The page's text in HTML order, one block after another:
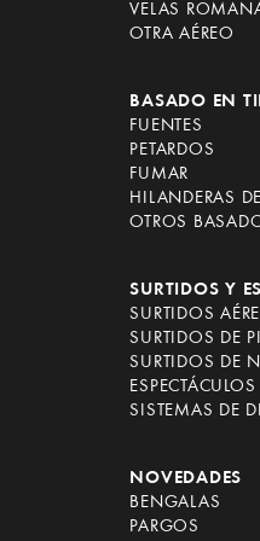
VELAS
OTRA AÉREO
BASADO EN
FUENTES
PETARDOS
FUMAR
HILANDERAS
OTROS
SURTIDOS Y
SURTIDOS
SURTIDOS DE
SURTIDOS DE
SISTEMAS DE
NOVEDADES
BENGALAS
PARGOS